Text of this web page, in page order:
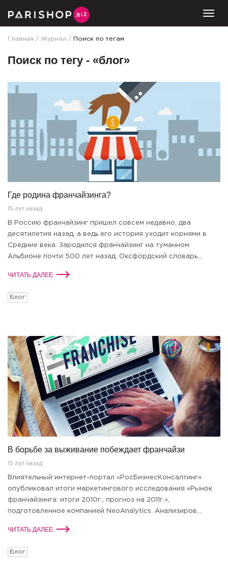
Главная Журнал Поиск по тегам
Поиск по тегу - «блог»
Где родина франчайзинга?
15 лет назад
В Россию франчайзинг пришел совсем недавно, два
десятилетия назад, а ведь его история уходит корнями в
Средние века. Зародился франчайзинг на туманном
Альбионе почти 500 лет назад. Оксфордский словарь...
ЧИТАТЬ ДАЛЕЕ
Блог
В борьбе за выживание побеждает франчайзи
15 лет назад
Влиятельный интернет-портал «РосБизнесКонсалтинг»
опубликовал итоги маркетингового исследования «Рынок
франчайзинга: итоги 2010г., прогноз на 2011г.»,
подготовленное компанией NeoAnalytics. Анализиров...
ЧИТАТЬ ДАЛЕЕ
Блог